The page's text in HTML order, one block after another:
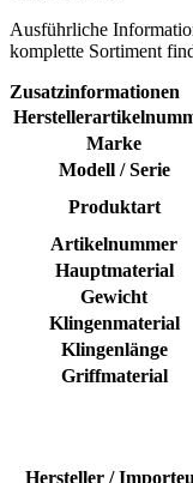
Ausführliche
komplette Sortiment
Zusatzinformationen
Marke
Modell / Serie
Produktart
Artikelnummer
Hauptmaterial
Gewicht
Klingenmaterial
Klingenlänge
Griffmaterial
Hersteller /